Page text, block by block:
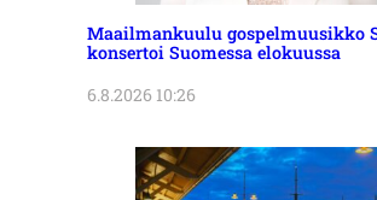
Maailmankuulu gospelmuusikko
konsertoi Suomessa elokuussa
6.8.2026 10:26